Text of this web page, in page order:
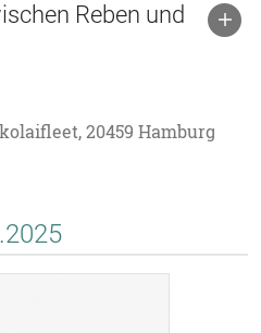
Reben und
20459 Hamburg